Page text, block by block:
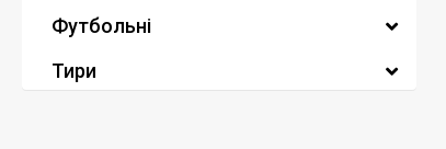
Футбольні
Тири